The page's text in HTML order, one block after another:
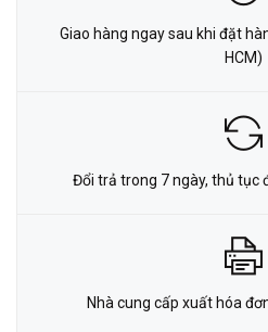
Giao hàng ngay sau khi đặt
HCM)
Đổi trả trong 7 ngày, thủ tục
Nhà cung cấp xuất hóa